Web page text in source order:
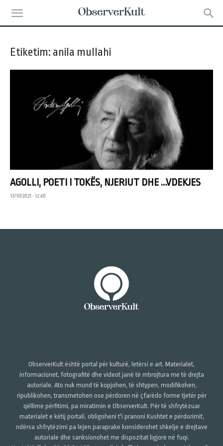
Etiketim: anila mullahi
AGOLLI, POETI I TOKËS, NJERIUT DHE …VDEKJES
13/10/2021 • 12:40
ObserverKult është portal për kulturë, letërsi e art. Materialet,
informacionet, fotografitë dhe videot janë të mbrojtura me të drejta
autoriale. Ato nuk mund të kopjohen, të shtypen, modifikohen,
ripublikohen, transmetohen ose përdoren në çfarëdo forme tjetër për
qëllime përfitimi, pa miratimin e ObserverKult. Për të shfrytëzuar
materialet e këtij portali, obligoheni t'i pranoni Kushtet e përdorimit,
ndërsa shfrytëzimi pa lejen paraprake konsiderohet shkelje e drejtave
autoriale dhe sanksionohet me dispozitat ligjore në fuqi.